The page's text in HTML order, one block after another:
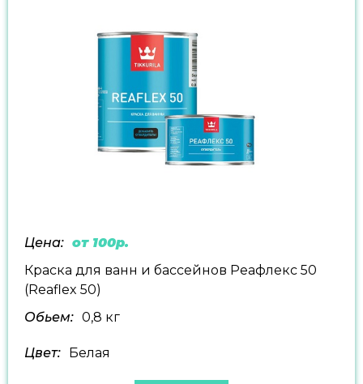
Цена: от 100р.
Краска для ванн и бассейнов Реафлекс 50
(Reaflex 50)
Обьем: 0,8 кг
Цвет: Белая